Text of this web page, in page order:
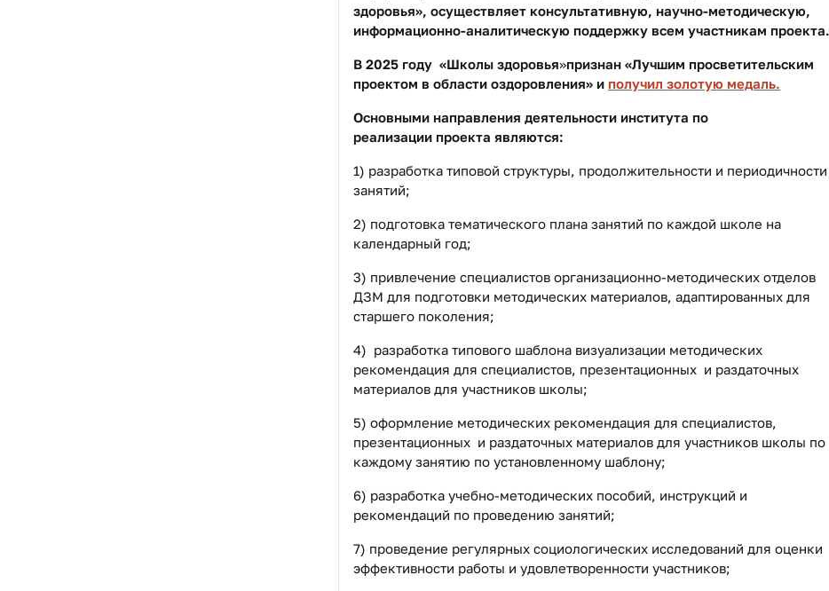
здоровья», осуществляет консультативную, научно-методическую,
информационно-аналитическую поддержку всем участникам проекта.
В 2025 году «Школы здоровья»признан «Лучшим просветительским
проектом в области оздоровления» и получил золотую медаль.
Основными направления деятельности института по
реализации проекта являются:
1) разработка типовой структуры, продолжительности и периодичности
занятий;
2) подготовка тематического плана занятий по каждой школе на
календарный год;
3) привлечение специалистов организационно-методических отделов
ДЗМ для подготовки методических материалов, адаптированных для
старшего поколения;
4) разработка типового шаблона визуализации методических
рекомендация для специалистов, презентационных и раздаточных
материалов для участников школы;
5) оформление методических рекомендация для специалистов,
презентационных и раздаточных материалов для участников школы по
каждому занятию по установленному шаблону;
6) разработка учебно-методических пособий, инструкций и
рекомендаций по проведению занятий;
7) проведение регулярных социологических исследований для оценки
эффективности работы и удовлетворенности участников;